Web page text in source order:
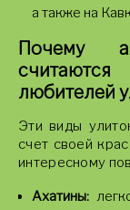
а также на
Почему
любителей
Эти виды
счет своей
интересному
Ахатины: